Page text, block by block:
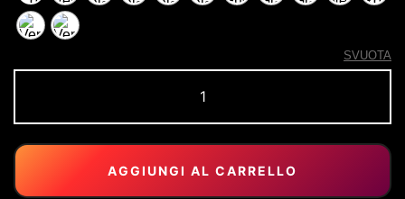
SVUOTA
Morbilloso
quantità
AGGIUNGI AL CARRELLO